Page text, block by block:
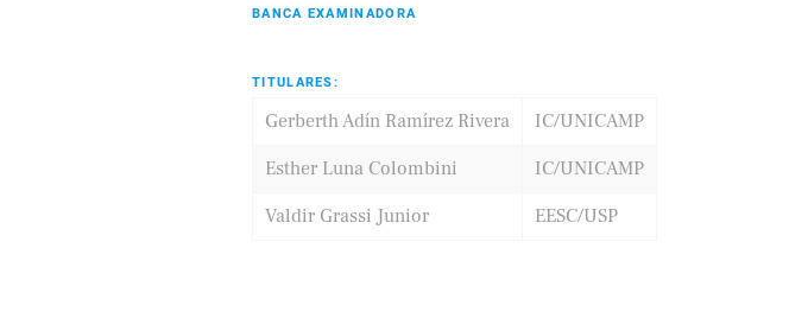
BANCA EXAMINADORA
TITULARES:
Gerberth Adín Ramírez Rivera
IC/UNICAMP
Esther Luna Colombini
IC/UNICAMP
Valdir Grassi Junior
EESC/USP